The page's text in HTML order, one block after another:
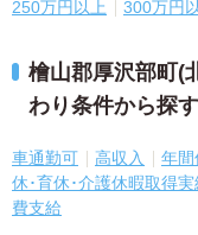
250万円以上 300万円
檜山郡厚沢部町(
わり条件から探す
車通勤可 高収入 年間
休･育休･介護休暇取得実
費支給